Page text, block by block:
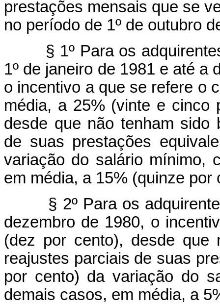
prestações mensais que se
no período de 1º de outubro
§ 1º Para os adquirentes
1º de janeiro de 1981 e até a
o incentivo a que se refere o
média, a 25% (vinte e cinco
desde que não tenham sido
de suas prestações
variação do salário mínimo,
em média, a 15% (quinze por
§ 2º Para os adquirentes
dezembro de 1980, o
(dez por cento), desde que
reajustes parciais de suas
por cento) da variação do
demais casos, em média, a